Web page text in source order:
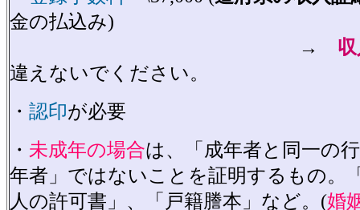
金の払込み)
→
違えないでください。
・ 認印が必要
・ 未成年の場合は、「成年者と同一の
年者」ではないことを証明するもの。
人の許可書」、「戸籍謄本」など。(婚